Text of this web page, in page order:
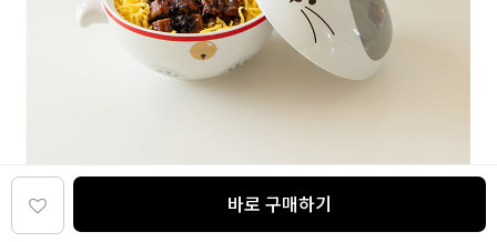
바로 구매하기